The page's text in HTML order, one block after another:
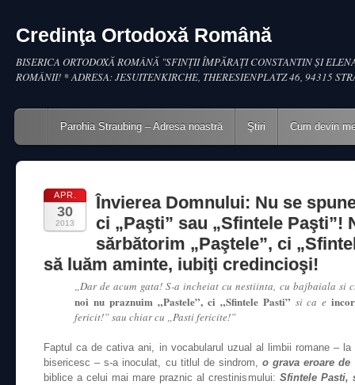
Credinţa Ortodoxă Română
BISERICA ORTODOXĂ ROMÂNĂ "SFINŢII ÎMPĂRAŢI CONSTANTIN ŞI
ROMÂNII! * ADRESA: JESUITENKIRCHE, THERESIENPLATZ 46, 94315
Main menu
Skip to content
Parohia Straubing – Adresa noastră Ştiri Cum devin
APR.
30
2013
Învierea Domnului: Nu se
ci „Paşti” sau „Sfintele Paşti”!
sărbătorim „Paştele”, ci
să luăm aminte, iubiţi credincioşi!
„Dar de acum gata! S-a incheiat cu nestiinta, cu bajbaiala si
noi nu praznuim „Pastele”, ci „Sfintele Pasti” si ca e
fericit!” sau chiar cu „Pasti fericite!”
Faptul ca de cativa ani, in vocabularul uzual al limbii romane –
bisericesc – s-a inoculat, cu titlul de sindrom,o grava eroare de
biblice a celui mai mare praznic al crestinismului: Sfintele Pasti,